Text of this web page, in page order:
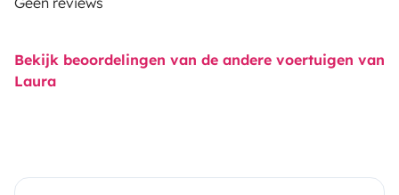
Bekijk beoordelingen van de andere voertuigen van
Laura